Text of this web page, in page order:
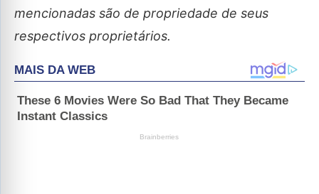
mencionadas são de propriedade de seus
respectivos proprietários.